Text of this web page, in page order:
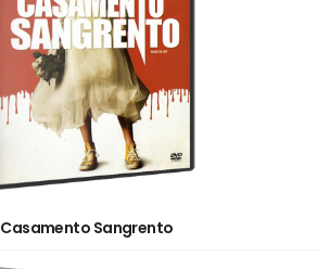
Casamento Sangrento